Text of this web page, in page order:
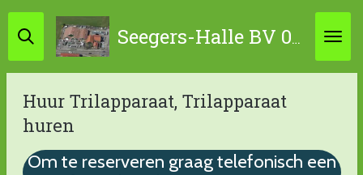
Ga
direct
naar
hoofdinhoud
Seegers-Halle BV 0314-631798 / 06-45867034
Huur Trilapparaat, Trilapparaat
huren
Om te reserveren graag telefonisch een